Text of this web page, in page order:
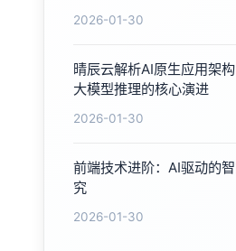
2026-01-30
晴辰云解析AI原生应用架
大模型推理的核心演进
2026-01-30
前端技术进阶：AI驱动的
究
2026-01-30